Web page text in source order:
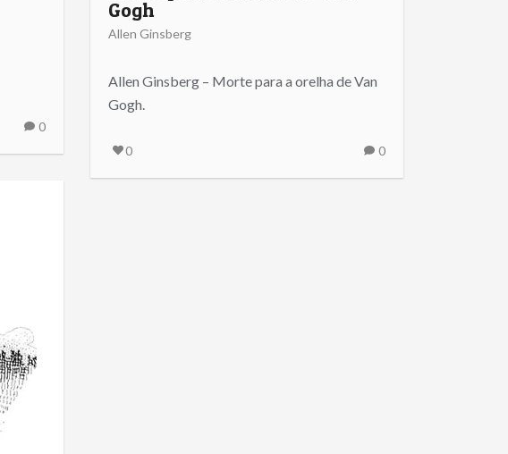
0
Gogh
Allen Ginsberg
Allen Ginsberg – Morte para a orelha de Van
Gogh.
0 0